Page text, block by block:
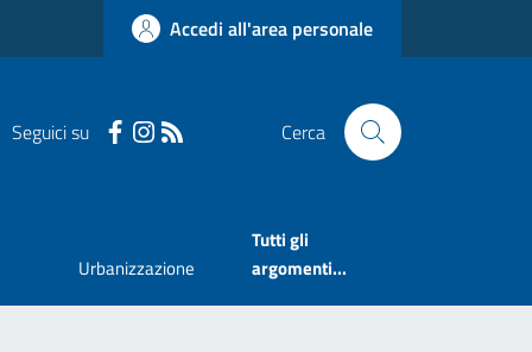
Accedi all'area personale
Seguici su Cerca
Urbanizzazione
Tutti gli
argomenti...